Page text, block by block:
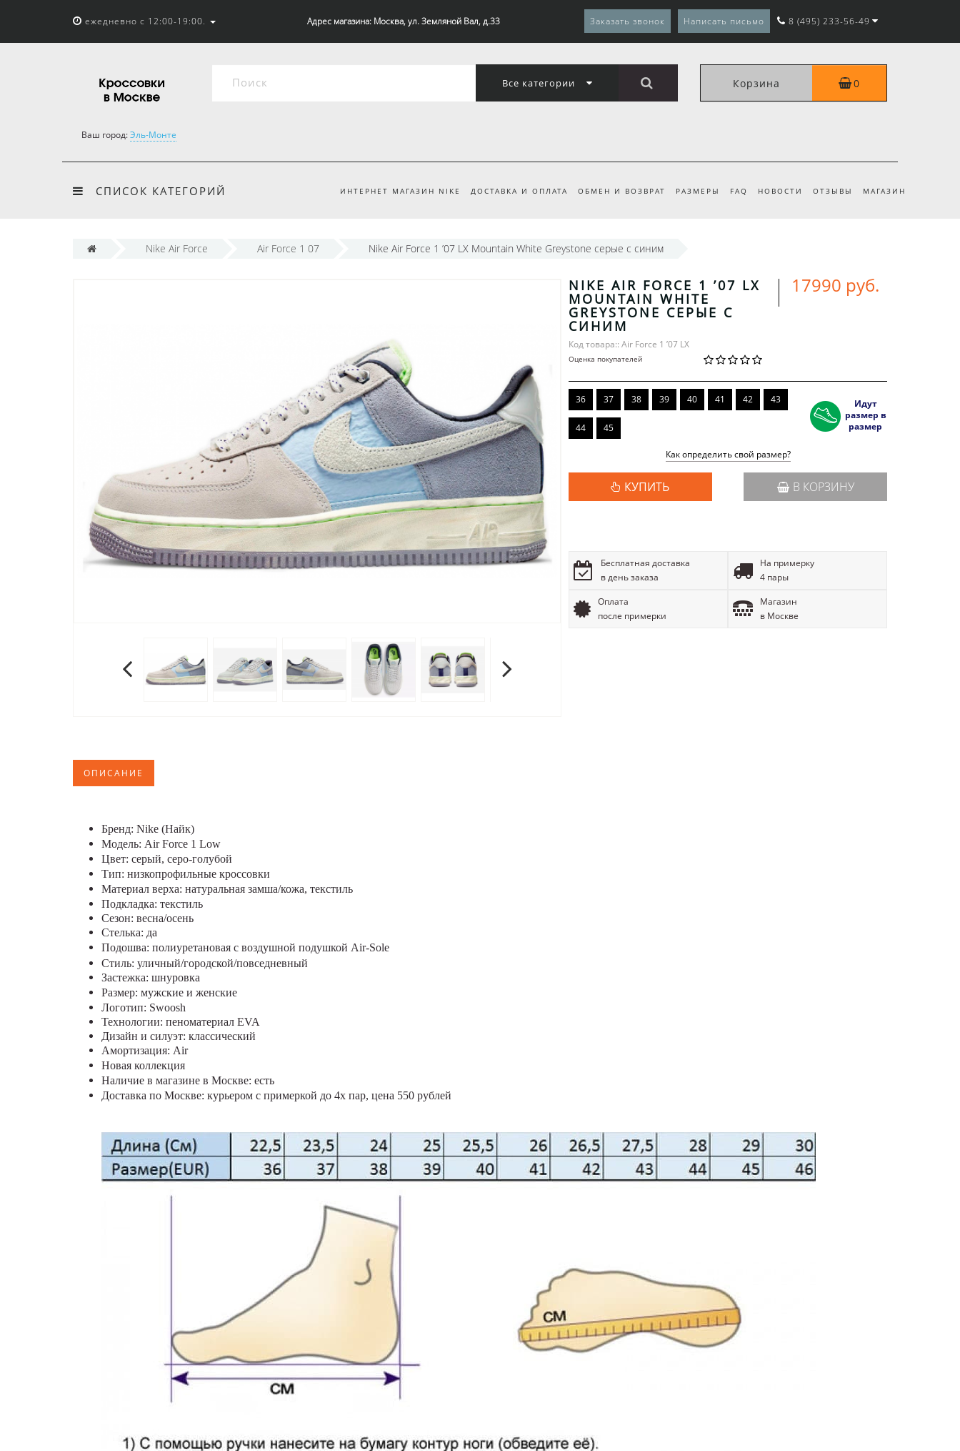
ежедневно с 12:00-19:00. Адрес магазина: Москва, ул. Земляной Вал, д.33 Заказать звонок Написать письмо 8 (495) 233-56-49
Все категории Корзина 0
Ваш город:Эль-Монте
СПИСОК КАТЕГОРИЙ ИНТЕРНЕТ МАГАЗИН NIKE ДОСТАВКА И ОПЛАТА ОБМЕН И ВОЗВРАТ РАЗМЕРЫ FAQ НОВОСТИ ОТЗЫВЫ МАГАЗИН
Nike Air Force Air Force 1 07 Nike Air Force 1 ’07 LX Mountain White Greystone серые с синим
NIKE AIR FORCE 1 ’07 LX
MOUNTAIN WHITE
GREYSTONE СЕРЫЕ С
СИНИМ
Код товара:: Air Force 1 ’07 LX
Оценка покупателей
17990 руб.
36 37 38 39 40 41 42 43
44 45
Идут
размер в
размер
Как определить свой размер?
КУПИТЬ В КОРЗИНУ
Бесплатная доставка
в день заказа
На примерку
4 пары
Оплата
после примерки
Магазин
в Москве
ОПИСАНИЕ
Бренд: Nike (Найк)
Модель: Air Force 1 Low
Цвет: серый, серо-голубой
Тип: низкопрофильные кроссовки
Материал верха: натуральная замша/кожа, текстиль
Подкладка: текстиль
Сезон: весна/осень
Стелька: да
Подошва: полиуретановая с воздушной подушкой Air-Sole
Стиль: уличный/городской/повседневный
Застежка: шнуровка
Размер: мужские и женские
Логотип: Swoosh
Технологии: пеноматериал EVA
Дизайн и силуэт: классический
Амортизация: Air
Новая коллекция
Наличие в магазине в Москве: есть
Доставка по Москве: курьером с примеркой до 4х пар, цена 550 рублей